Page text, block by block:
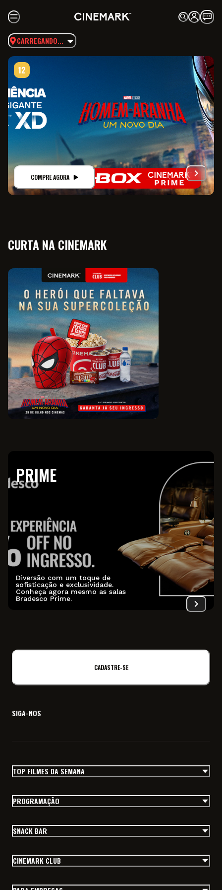
CARREGANDO...
COMPRE AGORA
CURTA NA CINEMARK
PRIME
Diversão com um toque de
sofisticação e exclusividade.
Conheça agora mesmo as salas
Bradesco Prime.
CADASTRE-SE
SIGA-NOS
TOP FILMES DA SEMANA
PROGRAMAÇÃO
SNACK BAR
CINEMARK CLUB